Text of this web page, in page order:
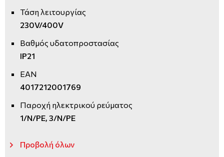
Τάση λειτουργίας
230V/400V
Βαθμός υδατοπροστασίας
IP21
EAN
4017212001769
Παροχή ηλεκτρικού ρεύματος
1/N/PE, 3/N/PE
Προβολή όλων